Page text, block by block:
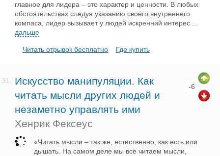
главное для лидера – это характер и ценности. В любых
обстоятельствах следуя указанию своего внутреннего
компаса, лидер вызывает у людей искренний интерес
дальше
Читать отрывок бесплатно Где купить
31.
Искусство манипуляции. Как
читать мысли других людей и
незаметно управлять ими
Хенрик Фексеус
-6
«Читать мысли – так же, естественно, как есть или
дышать. На самом деле мы все читаем мысли,